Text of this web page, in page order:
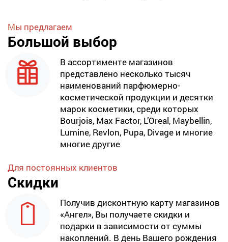
Мы предлагаем
Большой выбор
В ассортименте магазинов
представлено несколько тысяч
наименований парфюмерно-
косметической продукции и десятки
марок косметики, среди которых
Bourjois, Max Factor, L’Oreal, Maybellin,
Lumine, Revlon, Pupa, Divage и многие
многие другие
Для постоянных клиентов
Скидки
Получив дисконтную карту магазинов
«Ангел», Вы получаете скидки и
подарки в зависимости от суммы
накоплений. В день Вашего рождения